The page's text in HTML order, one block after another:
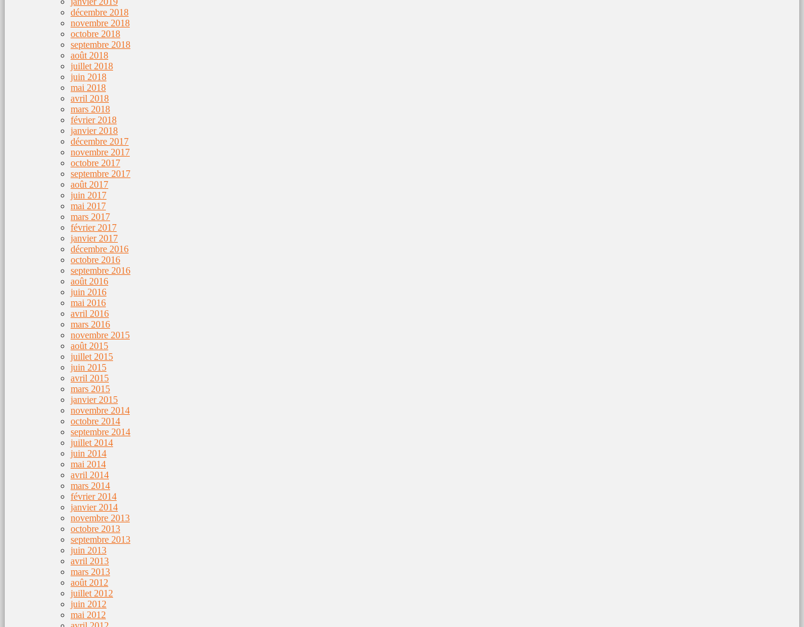
décembre 2018
novembre 2018
octobre 2018
septembre 2018
août 2018
juillet 2018
juin 2018
mai 2018
avril 2018
mars 2018
février 2018
janvier 2018
décembre 2017
novembre 2017
octobre 2017
septembre 2017
août 2017
juin 2017
mai 2017
mars 2017
février 2017
janvier 2017
décembre 2016
octobre 2016
septembre 2016
août 2016
juin 2016
mai 2016
avril 2016
mars 2016
novembre 2015
août 2015
juillet 2015
juin 2015
avril 2015
mars 2015
janvier 2015
novembre 2014
octobre 2014
septembre 2014
juillet 2014
juin 2014
mai 2014
avril 2014
mars 2014
février 2014
janvier 2014
novembre 2013
octobre 2013
septembre 2013
juin 2013
avril 2013
mars 2013
août 2012
juillet 2012
juin 2012
mai 2012